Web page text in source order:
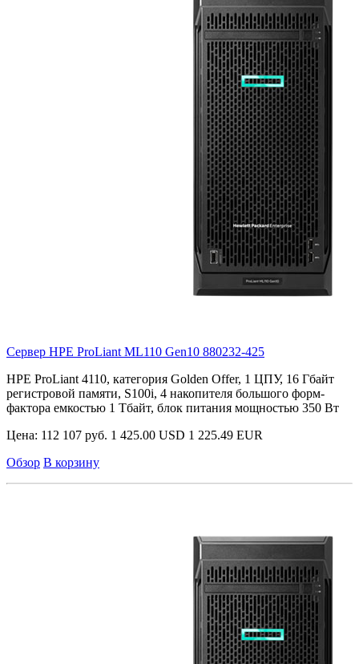
Сервер HPE ProLiant ML110 Gen10 880232-425
HPE ProLiant 4110, категория Golden Offer, 1 ЦПУ, 16 Гбайт
регистровой памяти, S100i, 4 накопителя большого форм-
фактора емкостью 1 Тбайт, блок питания мощностью 350 Вт
Цена: 112 107 руб. 1 425.00 USD 1 225.49 EUR
Обзор В корзину